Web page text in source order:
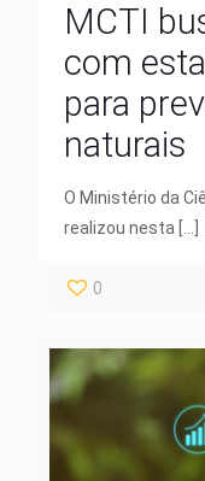
MCTI
com
para
naturais
O Ministério da
realizou nesta […]
0